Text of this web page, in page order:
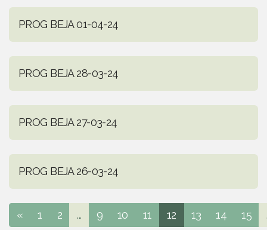
PROG BEJA 01-04-24
PROG BEJA 28-03-24
PROG BEJA 27-03-24
PROG BEJA 26-03-24
« 1 2 ... 9 10 11 12 13 14 15